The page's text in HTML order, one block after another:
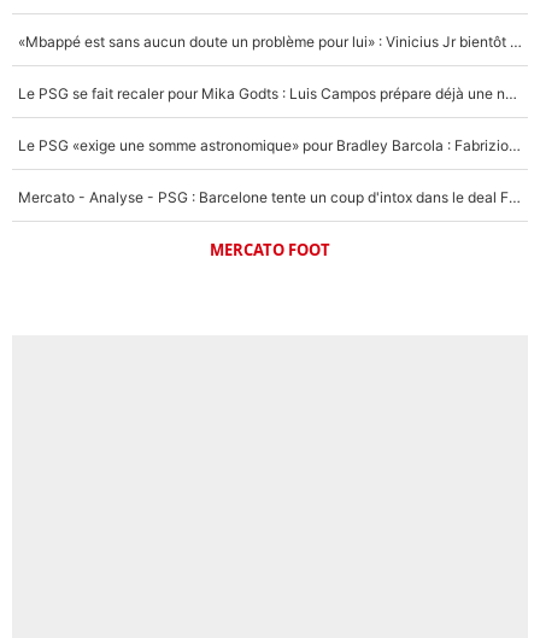
«Mbappé est sans aucun doute un problème pour lui» : Vinicius Jr bientôt sacrifié par le Real Madrid ?
Le PSG se fait recaler pour Mika Godts : Luis Campos prépare déjà une nouvelle offensive pour boucler son transfert !
Le PSG «exige une somme astronomique» pour Bradley Barcola : Fabrizio Romano confirme sa prochaine destination !
Mercato - Analyse - PSG : Barcelone tente un coup d'intox dans le deal Ferran Torres ?
MERCATO FOOT